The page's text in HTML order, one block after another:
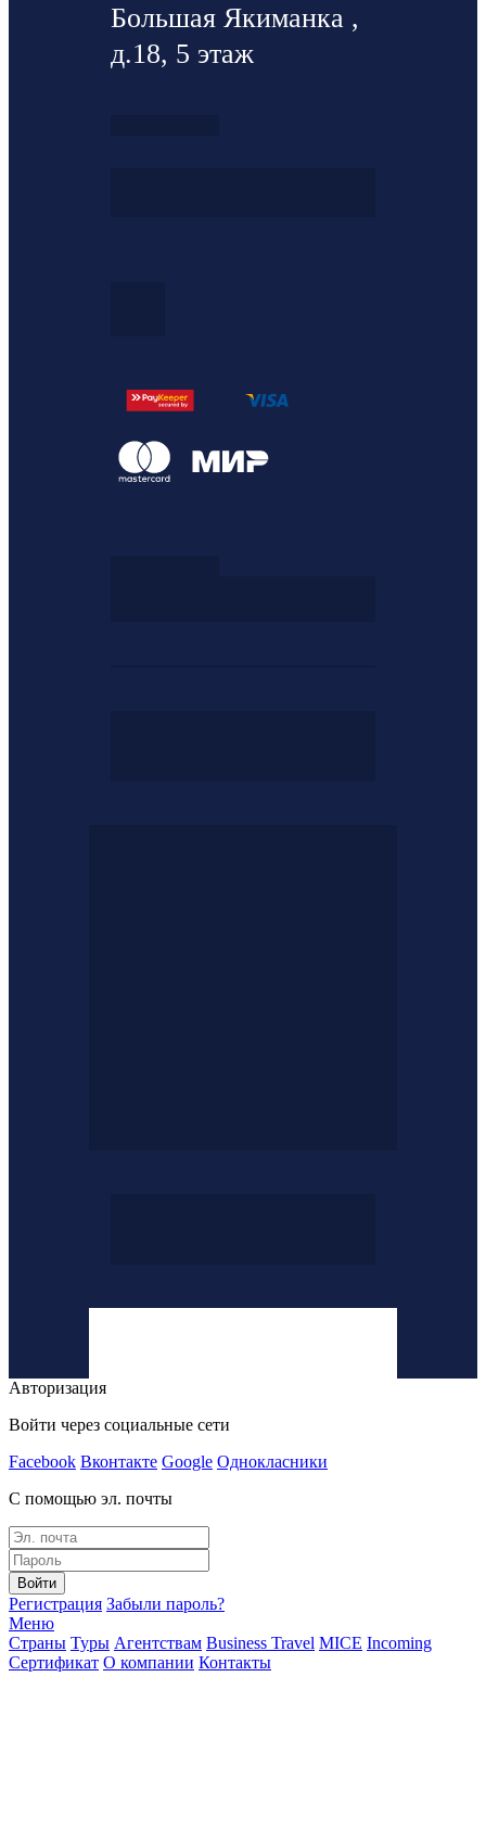
Большая Якиманка ,
д.18, 5 этаж
Авторизация
Войти через социальные сети
Facebook Вконтакте Google Однокласники
С помощью эл. почты
Войти
Регистрация Забыли пароль?
Меню
Страны Туры Агентствам Business Travel MICE Incoming
Сертификат О компании Контакты